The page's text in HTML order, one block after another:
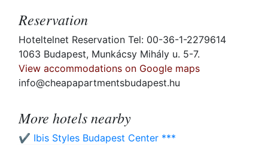
Reservation
Hoteltelnet Reservation Tel: 00-36-1-2279614
1063 Budapest, Munkácsy Mihály u. 5-7.
View accommodations on Google maps
info@cheapapartmentsbudapest.hu
More hotels nearby
✔️ Ibis Styles Budapest Center ***